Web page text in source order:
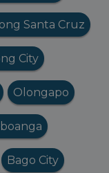
Santa Cruz
City
Olongapo
Bago City